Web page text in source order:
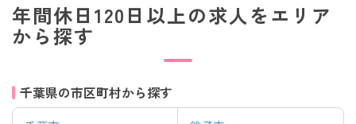
年間休日120日以上の求人をエリア
から探す
千葉県の市区町村から探す